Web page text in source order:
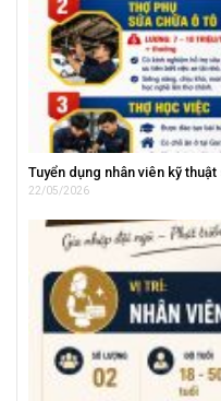
Tuyển dụng nhân viên kỹ
22/05/2026